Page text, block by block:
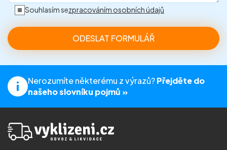
Souhlasím sezpracováním osobních údajů
Nerozumíte některému z výrazů?Přejděte do
našeho slovníku pojmů »